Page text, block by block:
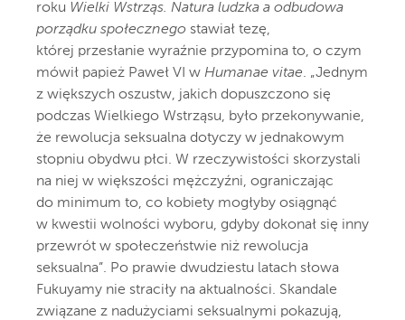
roku Wielki Wstrząs. Natura ludzka a odbudowa
porządku społecznego stawiał tezę,
której przesłanie wyraźnie przypomina to, o czym
mówił papież Paweł VI w Humanae vitae. „Jednym
z większych oszustw, jakich dopuszczono się
podczas Wielkiego Wstrząsu, było przekonywanie,
że rewolucja seksualna dotyczy w jednakowym
stopniu obydwu płci. W rzeczywistości skorzystali
na niej w większości mężczyźni, ograniczając
do minimum to, co kobiety mogłyby osiągnąć
w kwestii wolności wyboru, gdyby dokonał się inny
przewrót w społeczeństwie niż rewolucja
seksualna”. Po prawie dwudziestu latach słowa
Fukuyamy nie straciły na aktualności. Skandale
związane z nadużyciami seksualnymi pokazują,